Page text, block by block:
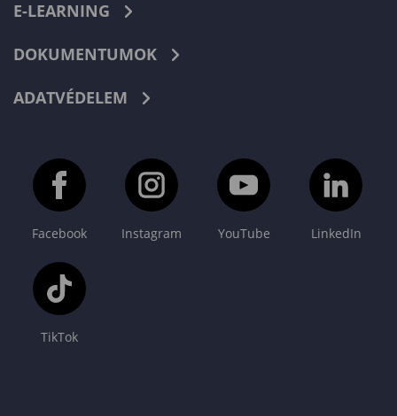
E-LEARNING
DOKUMENTUMOK
ADATVÉDELEM
Facebook Instagram YouTube LinkedIn
TikTok